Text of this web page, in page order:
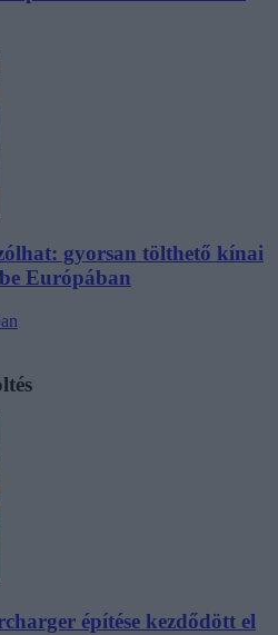
gyorsan tölthető kínai
Európában
építése kezdődött el